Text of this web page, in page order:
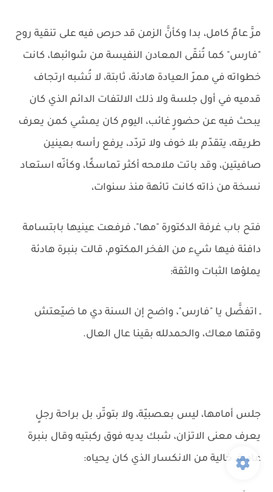
مرَّ عامٌ كامل، بدا وكأنَّ الزمن قد حرص فيه على تنقية روح
"فارس" كما تُنقّى المعادن النفيسة من شوائبها، كانت
خطواته في ممرّ العيادة هادئة، ثابتة، لا تُشبه ارتجاف
قدميه في أول جلسة ولا ذلك الالتفات الدائم الذي كان
يبحث فيه عن حضورٍ غائب، اليوم كان يمشي كمن يعرف
طريقه، يتقدّم بلا خوف ولا تردّد، يرفع رأسه بعينين
صافيتين، وقد باتت ملامحه أكثر تماسكًا، وكأنّه استعاد
نسخة من ذاته كانت تائهة منذ سنوات،
فتح باب غرفة الدكتورة "مها"، فرفعت عينيها بابتسامة
دافئة فيها شيء من الفخر المكتوم، قالت بنبرة هادئة
يملؤها الثبات والثقة:
ـ اتفضَّل يا "فارس"، واضح إن السنة دي ما ضيّعتش
وقتها معاك، والحمدلله بقينا عال العال.
جلس أمامها، ليس بعصبيّة، ولا بتوتّر، بل براحة رجلٍ
يعرف معنى الاتزان، شبك يديه فوق ركبتيه وقال بنبرة
عادية، خالية من الانكسار الذي كان يحياه: